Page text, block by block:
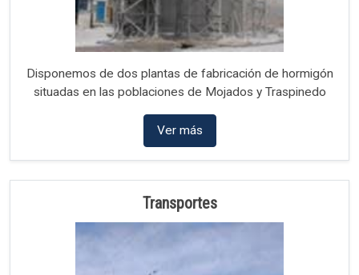
Disponemos de dos plantas de fabricación de hormigón
situadas en las poblaciones de Mojados y Traspinedo
Ver más
Transportes